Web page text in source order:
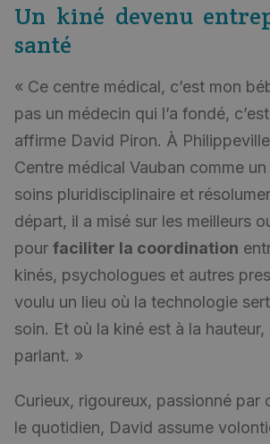
Un kiné devenu
santé
« Ce centre médical, c’est mon
pas un médecin qui l’a fondé,
affirme David Piron. À
Centre médical Vauban comme
soins pluridisciplinaire et
départ, il a misé sur les meilleurs
pour faciliter la coordination
kinés, psychologues et autres
voulu un lieu où la technologie
soin. Et où la kiné est à la
parlant. »
Curieux, rigoureux, passionné par
le quotidien, David assume